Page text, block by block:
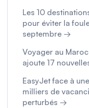
Les 10
pour éviter la
septembre →
Voyager au
ajoute 17
EasyJet face à
milliers de
perturbés →